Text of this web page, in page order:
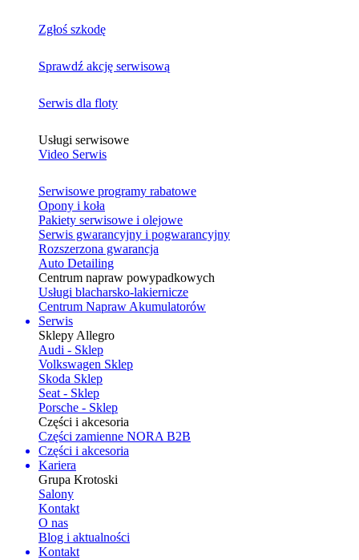
Zgłoś szkodę
Sprawdź akcję serwisową
Serwis dla floty
Usługi serwisowe
Video Serwis
Serwisowe programy rabatowe
Opony i koła
Pakiety serwisowe i olejowe
Serwis gwarancyjny i pogwarancyjny
Rozszerzona gwarancja
Auto Detailing
Centrum napraw powypadkowych
Usługi blacharsko-lakiernicze
Centrum Napraw Akumulatorów
Serwis
Sklepy Allegro
Audi - Sklep
Volkswagen Sklep
Skoda Sklep
Seat - Sklep
Porsche - Sklep
Części i akcesoria
Części zamienne NORA B2B
Części i akcesoria
Kariera
Grupa Krotoski
Salony
Kontakt
O nas
Blog i aktualności
Kontakt